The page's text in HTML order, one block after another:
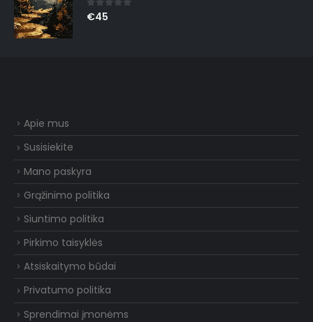
0out of 5
€45
Apie mus
Susisiekite
Mano paskyra
Grąžinimo politika
Siuntimo politika
Pirkimo taisyklės
Atsiskaitymo būdai
Privatumo politika
Sprendimai įmonėms